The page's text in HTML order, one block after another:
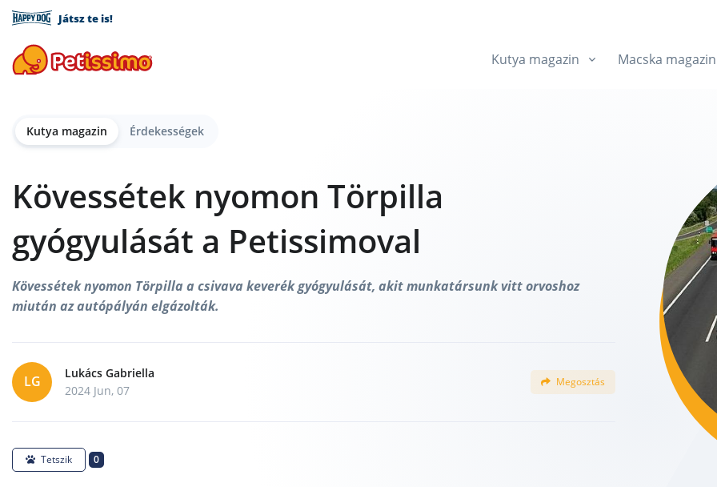
Játsz te is!
Kutya magazin Macska magazin
Kutya magazin Érdekességek
Kövessétek nyomon Törpilla
gyógyulását a Petissimoval
Kövessétek nyomon Törpilla a csivava keverék gyógyulását, akit munkatársunk vitt orvoshoz
miután az autópályán elgázolták.
LG
Lukács Gabriella
2024 Jun, 07
Megosztás
Tetszik 0